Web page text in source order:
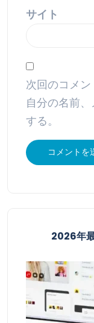
サイト
次回のコメ
自分の名前
する。
2026年